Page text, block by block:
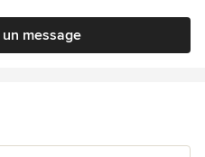
message